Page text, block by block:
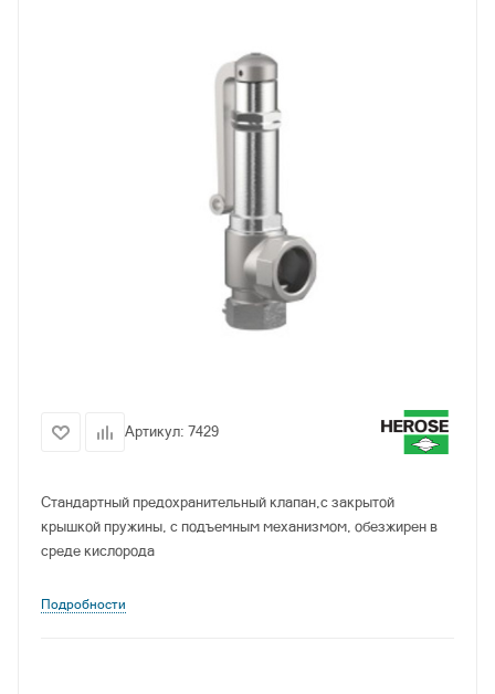
Артикул: 7429
Стандартный предохранительный клапан,с закрытой
крышкой пружины, с подъемным механизмом, обезжирен в
среде кислорода
Подробности